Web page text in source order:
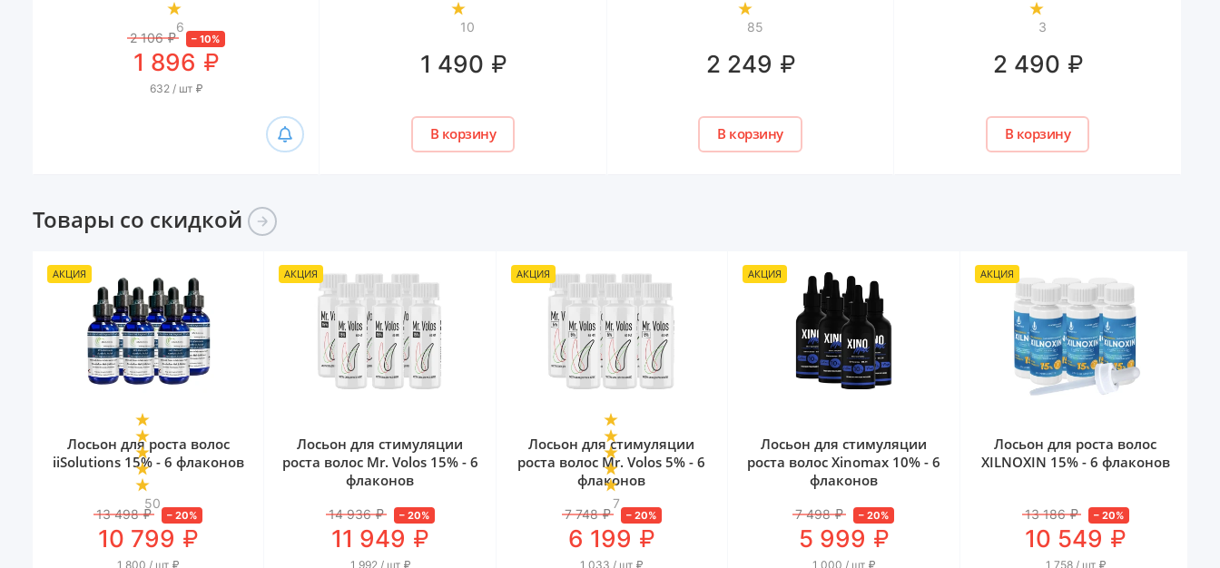
6
2 106 ₽ – 10%
1 896 ₽
632 / шт ₽
10
1 490 ₽
В корзину
85
2 249 ₽
В корзину
3
2 490 ₽
В корзину
Товары со скидкой
АКЦИЯ
50
Лосьон для роста волос
iiSolutions 15% - 6 флаконов
13 498 ₽ –20%
10 799 ₽
1 800 / шт ₽
АКЦИЯ
Лосьон для стимуляции
роста волос Mr. Volos 15% - 6
флаконов
14 936 ₽ – 20%
11 949 ₽
1 992 / шт ₽
АКЦИЯ
7
Лосьон для стимуляции
роста волос Mr. Volos 5% - 6
флаконов
7 748 ₽ – 20%
6 199 ₽
1 033 / шт ₽
АКЦИЯ
Лосьон для стимуляции
роста волос Xinomаx 10% - 6
флаконов
7 498 ₽ –20%
5 999 ₽
1 000 / шт ₽
АКЦИЯ
Лосьон для роста волос
XILNOXIN 15% - 6 флаконов
13 186 ₽ – 20%
10 549 ₽
1 758 / шт ₽